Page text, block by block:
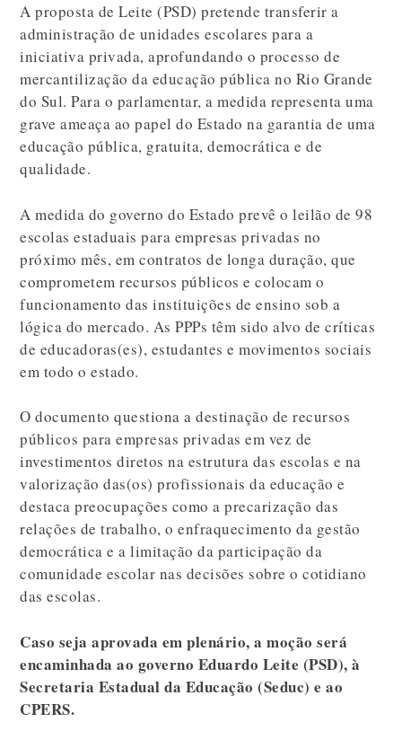
A proposta de Leite (PSD) pretende transferir a
administração de unidades escolares para a
iniciativa privada, aprofundando o processo de
mercantilização da educação pública no Rio Grande
do Sul. Para o parlamentar, a medida representa uma
grave ameaça ao papel do Estado na garantia de uma
educação pública, gratuita, democrática e de
qualidade.
A medida do governo do Estado prevê o leilão de 98
escolas estaduais para empresas privadas no
próximo mês, em contratos de longa duração, que
comprometem recursos públicos e colocam o
funcionamento das instituições de ensino sob a
lógica do mercado. As PPPs têm sido alvo de críticas
de educadoras(es), estudantes e movimentos sociais
em todo o estado.
O documento questiona a destinação de recursos
públicos para empresas privadas em vez de
investimentos diretos na estrutura das escolas e na
valorização das(os) profissionais da educação e
destaca preocupações como a precarização das
relações de trabalho, o enfraquecimento da gestão
democrática e a limitação da participação da
comunidade escolar nas decisões sobre o cotidiano
das escolas.
Caso seja aprovada em plenário, a moção será
encaminhada ao governo Eduardo Leite (PSD), à
Secretaria Estadual da Educação (Seduc) e ao
CPERS.